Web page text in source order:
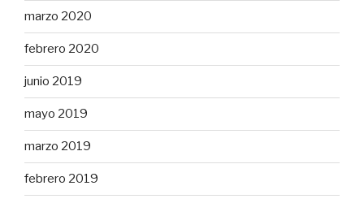
marzo 2020
febrero 2020
junio 2019
mayo 2019
marzo 2019
febrero 2019